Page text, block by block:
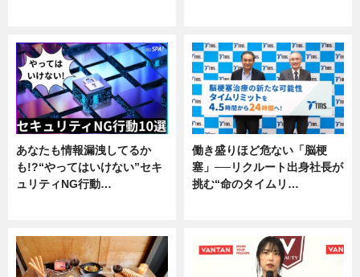
あなたも情報漏洩してるか
も!?“やってはいけない”セキ
ュリティNG行動…
働き盛りほど危ない「脳梗
塞」──リクルート出身社長が
挑む“命のタイムリ…